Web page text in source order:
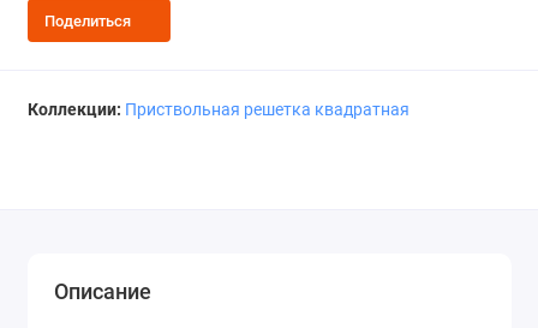
Поделиться
Коллекции: Приствольная решетка квадратная
Описание